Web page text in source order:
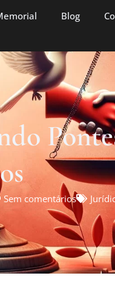
Blog
Sem comentários